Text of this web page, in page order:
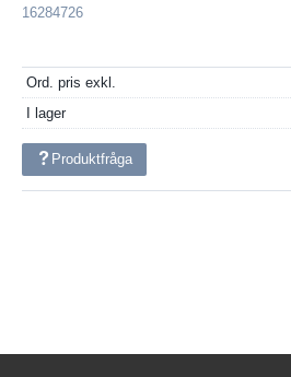
16284726
Ord. pris exkl.
I lager
Produktfråga